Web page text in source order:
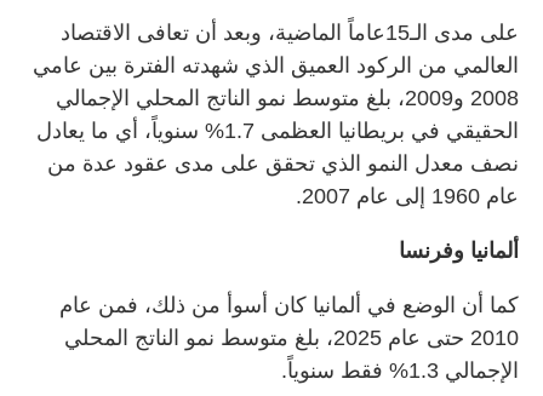
على مدى الـ15عاماً الماضية، وبعد أن تعافى الاقتصاد
العالمي من الركود العميق الذي شهدته الفترة بين عامي
2008 و2009، بلغ متوسط نمو الناتج المحلي الإجمالي
الحقيقي في بريطانيا العظمى 1.7% سنوياً، أي ما يعادل
نصف معدل النمو الذي تحقق على مدى عقود عدة من
عام 1960 إلى عام 2007.
ألمانيا وفرنسا
كما أن الوضع في ألمانيا كان أسوأ من ذلك، فمن عام
2010 حتى عام 2025، بلغ متوسط نمو الناتج المحلي
الإجمالي 1.3% فقط سنوياً.